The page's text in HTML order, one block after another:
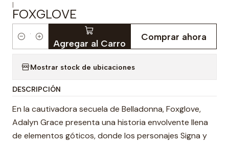
|
FOXGLOVE
Cantidad Agregar al Carro
Comprar ahora
Mostrar stock de ubicaciones
DESCRIPCIÓN
En la cautivadora secuela de Belladonna, Foxglove,
Adalyn Grace presenta una historia envolvente llena
de elementos góticos, donde los personajes Signa y